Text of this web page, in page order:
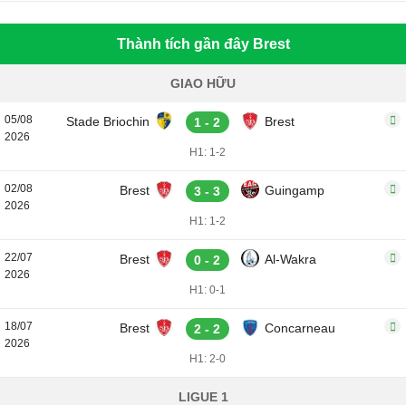
Thành tích gần đây Brest
GIAO HỮU
05/08
2026
Stade Briochin 1 - 2 Brest
H1: 1-2
02/08
2026
Brest 3 - 3 Guingamp
H1: 1-2
22/07
2026
Brest 0 - 2 Al-Wakra
H1: 0-1
18/07
2026
Brest 2 - 2 Concarneau
H1: 2-0
LIGUE 1